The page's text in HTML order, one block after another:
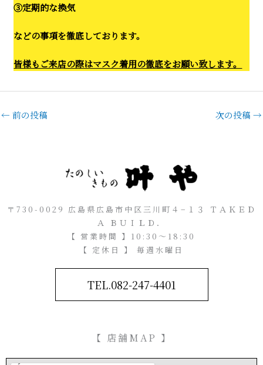
③定期的な換気
などの事項を徹底しております。
皆様もご来店の際はマスク着用の徹底をお願い致します。
← 前の投稿 次の投稿 →
〒730-0029 広島県広島市中区三川町４−１３ ＴＡＫＥＤ
Ａ ＢＵＩＬＤ．
【 営業時間 】10:30～18:30
【 定休日 】 毎週水曜日
TEL.082-247-4401
【 店舗MAP 】